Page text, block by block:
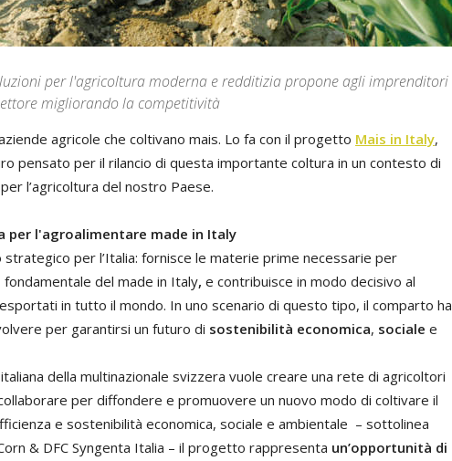
per l'agricoltura moderna e redditizia propone agli imprenditori
migliorando la competitività
agricole che coltivano mais. Lo fa con il progetto Mais in Italy,
pensato per il rilancio di questa importante coltura in un contesto di
per l’agricoltura del nostro Paese.
per l'agroalimentare made in Italy
strategico per l’Italia: fornisce le materie prime necessarie per
del made in Italy, e contribuisce in modo decisivo al
in tutto il mondo. In uno scenario di questo tipo, il comparto ha
per garantirsi un futuro di sostenibilità economica, sociale e
della multinazionale svizzera vuole creare una rete di agricoltori
per diffondere e promuovere un nuovo modo di coltivare il
e sostenibilità economica, sociale e ambientale – sottolinea
& DFC Syngenta Italia – il progetto rappresenta un’opportunità di